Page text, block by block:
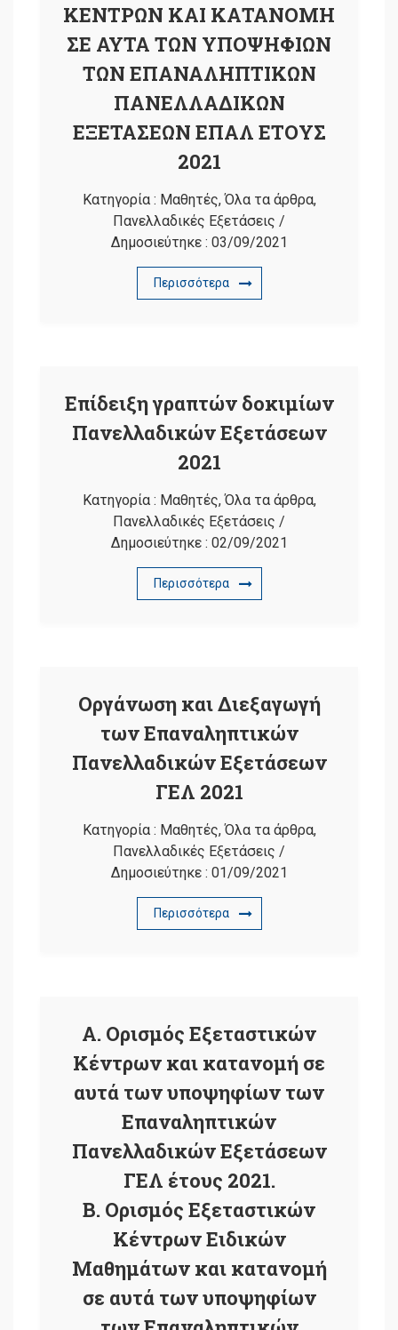
ΚΕΝΤΡΩΝ ΚΑΙ ΚΑΤΑΝΟΜΗ
ΣΕ ΑΥΤΑ ΤΩΝ ΥΠΟΨΗΦΙΩΝ
ΤΩΝ ΕΠΑΝΑΛΗΠΤΙΚΩΝ
ΠΑΝΕΛΛΑΔΙΚΩΝ
ΕΞΕΤΑΣΕΩΝ ΕΠΑΛ ΕΤΟΥΣ
2021
Κατηγορία : Μαθητές,Όλα τα άρθρα,
Πανελλαδικές Εξετάσεις /
Δημοσιεύτηκε : 03/09/2021
Περισσότερα
Επίδειξη γραπτών δοκιμίων
Πανελλαδικών Εξετάσεων
2021
Κατηγορία : Μαθητές,Όλα τα άρθρα,
Πανελλαδικές Εξετάσεις /
Δημοσιεύτηκε : 02/09/2021
Περισσότερα
Οργάνωση και Διεξαγωγή
των Επαναληπτικών
Πανελλαδικών Εξετάσεων
ΓΕΛ 2021
Κατηγορία : Μαθητές,Όλα τα άρθρα,
Πανελλαδικές Εξετάσεις /
Δημοσιεύτηκε : 01/09/2021
Περισσότερα
Α. Ορισμός Εξεταστικών
Κέντρων και κατανομή σε
αυτά των υποψηφίων των
Επαναληπτικών
Πανελλαδικών Εξετάσεων
ΓΕΛ έτους 2021.
Β. Ορισμός Εξεταστικών
Κέντρων Ειδικών
Μαθημάτων και κατανομή
σε αυτά των υποψηφίων